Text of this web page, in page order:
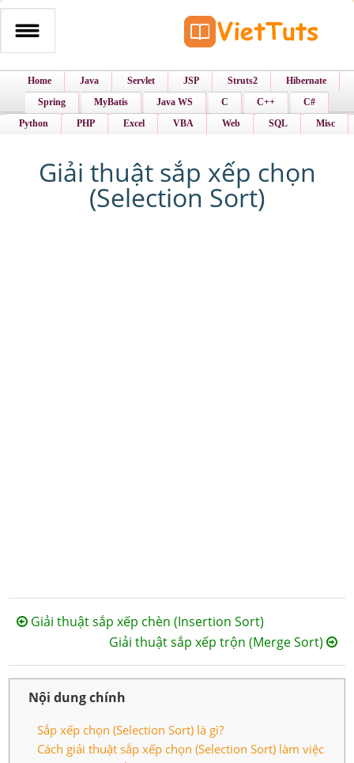
Home Java Servlet JSP Struts2
Hibernate
Spring
MyBatis Java WS C C++
C#
Python
PHP Excel VBA Web SQL Misc
Giải thuật sắp xếp chọn
(Selection Sort)
Giải thuật sắp xếp chèn (Insertion Sort)
Giải thuật sắp xếp trộn (Merge Sort)
Nội dung chính
Sắp xếp chọn (Selection Sort) là gì?
Cách giải thuật sắp xếp chọn (Selection Sort) làm việc